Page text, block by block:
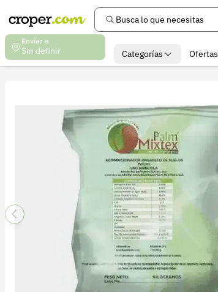
Busca lo que necesitas
Enviar a
Sin definir Categorías Ofertas